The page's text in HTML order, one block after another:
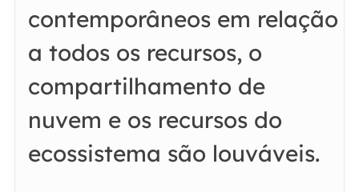
contemporâneos em relação
a todos os recursos, o
compartilhamento de
nuvem e os recursos do
ecossistema são louváveis.​​​